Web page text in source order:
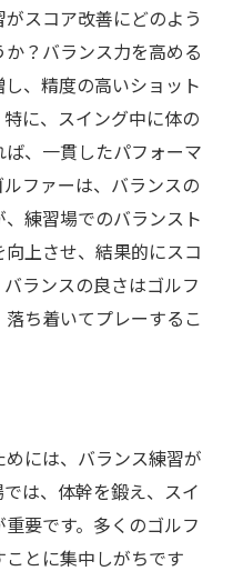
スコア改善にどのよう
？バランス力を高める
、精度の高いショット
に、スイング中に体の
、一貫したパフォーマ
ファーは、バランスの
練習場でのバランスト
上させ、結果的にスコ
ランスの良さはゴルフ
ち着いてプレーするこ
には、バランス練習が
は、体幹を鍛え、スイ
要です。多くのゴルフ
とに集中しがちです